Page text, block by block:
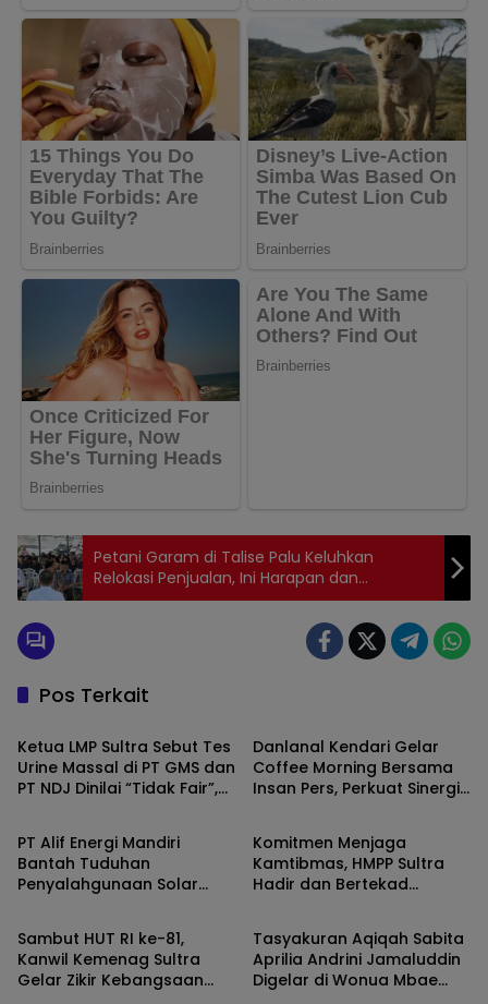
Petani Garam di Talise Palu Keluhkan
Relokasi Penjualan, Ini Harapan dan
Permintaan Mereka
Pos Terkait
SULAWESI TENGGARA
Ketua LMP Sultra Sebut Tes
Urine Massal di PT GMS dan
PT NDJ Dinilai “Tidak Fair”,
II
Danlanal Kendari Gelar
Coffee Morning Bersama
Insan Pers, Perkuat Sinergi
SULAWESI TENGGARA
PT Alif Energi Mandiri
Bantah Tuduhan
Penyalahgunaan Solar
Regulasi
SULAWESI TENGGARA
Komitmen Menjaga
Kamtibmas, HMPP Sultra
Hadir dan Bertekad
Kepolisian
SULAWESI TENGGARA
Sambut HUT RI ke-81,
Kanwil Kemenag Sultra
Gelar Zikir Kebangsaan
SULAWESI TENGGARA
Tasyakuran Aqiqah Sabita
Aprilia Andrini Jamaluddin
Digelar di Wonua Mbae